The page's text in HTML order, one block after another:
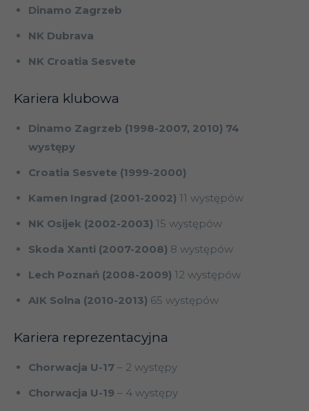
Dinamo Zagrzeb
NK Dubrava
NK Croatia Sesvete
Kariera klubowa
Dinamo Zagrzeb (1998-2007, 2010) 74
występy
Croatia Sesvete (1999-2000)
Kamen Ingrad (2001-2002) 11 występów
NK Osijek (2002-2003) 15 występów
Skoda Xanti (2007-2008) 8 występów
Lech Poznań (2008-2009) 12 występów
AIK Solna (2010-2013) 65 występów
Kariera reprezentacyjna
Chorwacja U-17 – 2 występy
Chorwacja U-19 – 4 występy